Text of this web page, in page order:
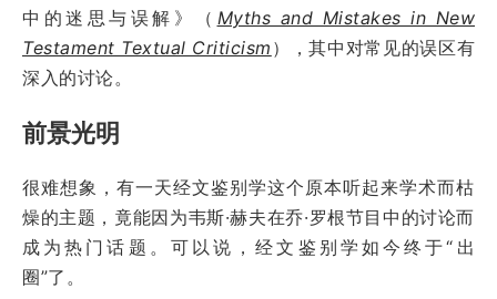
中的迷思与误解》（ Myths and Mistakes in New
Testament Textual Criticism ），其中对常见的误区有
深入的讨论。
前景光明
很难想象，有一天经文鉴别学这个原本听起来学术而枯
燥的主题，竟能因为韦斯·赫夫在乔·罗根节目中的讨论而
成为热门话题。可以说，经文鉴别学如今终于“出
圈”了。